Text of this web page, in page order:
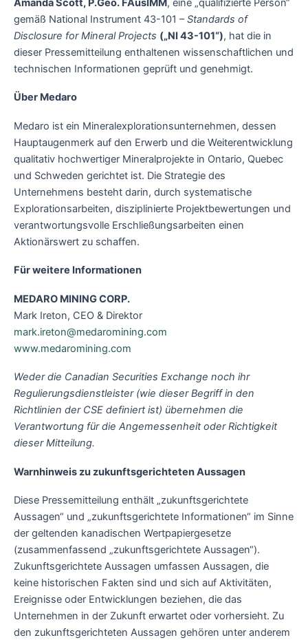
gemäß National Instrument 43-101 –Standards of
Disclosure for Mineral Projects („NI 43-101“), hat die in
dieser Pressemitteilung enthaltenen wissenschaftlichen und
technischen Informationen geprüft und genehmigt.
Über Medaro
Medaro ist ein Mineralexplorationsunternehmen, dessen
Hauptaugenmerk auf den Erwerb und die Weiterentwicklung
qualitativ hochwertiger Mineralprojekte in Ontario, Quebec
und Schweden gerichtet ist. Die Strategie des
Unternehmens besteht darin, durch systematische
Explorationsarbeiten, disziplinierte Projektbewertungen und
verantwortungsvolle Erschließungsarbeiten einen
Aktionärswert zu schaffen.
Für weitere Informationen
MEDARO MINING CORP.
Mark Ireton, CEO & Direktor
mark.ireton@medaromining.com
www.medaromining.com
Weder die Canadian Securities Exchange noch ihr
Regulierungsdienstleister (wie dieser Begriff in den
Richtlinien der CSE definiert ist) übernehmen die
Verantwortung für die Angemessenheit oder Richtigkeit
dieser Mitteilung.
Warnhinweis zu zukunftsgerichteten Aussagen
Diese Pressemitteilung enthält „zukunftsgerichtete
Aussagen“ und „zukunftsgerichtete Informationen“ im Sinne
der geltenden kanadischen Wertpapiergesetze
(zusammenfassend „zukunftsgerichtete Aussagen“).
Zukunftsgerichtete Aussagen umfassen Aussagen, die
keine historischen Fakten sind und sich auf Aktivitäten,
Ereignisse oder Entwicklungen beziehen, die das
Unternehmen in der Zukunft erwartet oder vorhersieht. Zu
den zukunftsgerichteten Aussagen gehören unter anderem